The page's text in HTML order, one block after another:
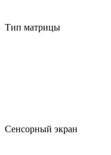
Тип матрицы
Сенсорный экран